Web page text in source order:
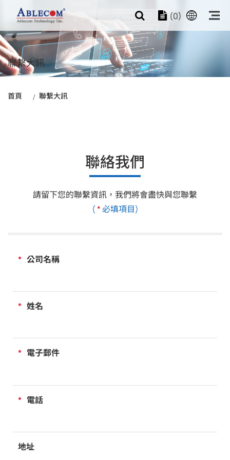
(0)
聯繫大訊
首頁 聯繫大訊
聯絡我們
請留下您的聯繫資訊，我們將會盡快與您聯繫
(*必填項目)
公司名稱
*
姓名
*
電子郵件
*
電話
*
地址